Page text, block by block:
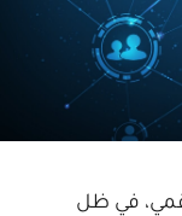
في ظل